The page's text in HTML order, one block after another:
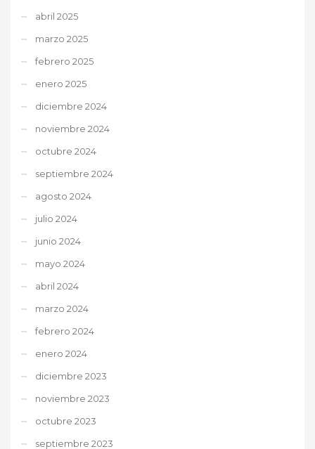
abril 2025
marzo 2025
febrero 2025
enero 2025
diciembre 2024
noviembre 2024
octubre 2024
septiembre 2024
agosto 2024
julio 2024
junio 2024
mayo 2024
abril 2024
marzo 2024
febrero 2024
enero 2024
diciembre 2023
noviembre 2023
octubre 2023
septiembre 2023